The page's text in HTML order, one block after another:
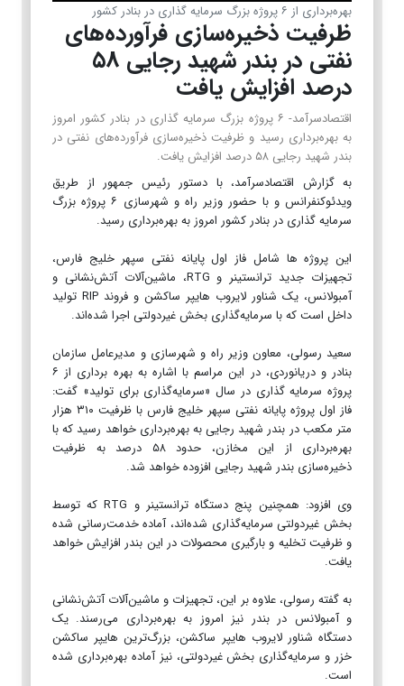
بهره‌برداری از ۶ پروژه بزرگ سرمایه ‌گذاری در بنادر کشور
ظرفیت ذخیره‌سازی فرآورده‌های
نفتی در بندر شهید رجایی ۵۸
درصد افزایش یافت
اقتصادسرآمد- ۶ پروژه بزرگ سرمایه ‌گذاری در بنادر کشور امروز
به بهره‌برداری رسید و ظرفیت ذخیره‌سازی فرآورده‌های نفتی در
بندر شهید رجایی ۵۸ درصد افزایش یافت.
به گزارش اقتصادسرآمد، با دستور رئیس جمهور از طریق
ویدئوکنفرانس و با حضور وزیر راه و شهرسازی ۶ پروژه بزرگ
سرمایه ‌گذاری در بنادر کشور امروز به بهره‌برداری رسید.
این پروژه ها شامل فاز اول پایانه نفتی سپهر خلیج فارس،
تجهیزات جدید ترانستینر و RTG، ماشین‌آلات آتش‌نشانی و
آمبولانس، یک شناور لایروب هایپر ساکشن و فروند RIP تولید
داخل است که با سرمایه‌گذاری بخش غیردولتی اجرا شده‌اند.
سعید رسولی، معاون وزیر راه و شهرسازی و مدیرعامل سازمان
بنادر و دریانوردی، در این مراسم با اشاره به بهره برداری از ۶
پروژه سرمایه‌ گذاری در سال «سرمایه‌گذاری برای تولید» گفت:
فاز اول پروژه پایانه نفتی سپهر خلیج فارس با ظرفیت ۳۱۰ هزار
متر مکعب در بندر شهید رجایی به بهره‌برداری خواهد رسید که با
بهره‌برداری از این مخازن، حدود ۵۸ درصد به ظرفیت
ذخیره‌سازی بندر شهید رجایی افزوده خواهد شد.
وی افزود: همچنین پنج دستگاه ترانستینر و RTG که توسط
بخش غیردولتی سرمایه‌گذاری شده‌اند، آماده خدمت‌رسانی شده
و ظرفیت تخلیه و بارگیری محصولات در این بندر افزایش خواهد
یافت.
به گفته رسولی، علاوه بر این، تجهیزات و ماشین‌آلات آتش‌نشانی
و آمبولانس در بندر نیز امروز به بهره‌برداری می‌رسند. یک
دستگاه شناور لایروب هایپر ساکشن، بزرگ‌ترین هایپر ساکشن
خزر و سرمایه‌گذاری بخش غیردولتی، نیز آماده بهره‌برداری شده
است.